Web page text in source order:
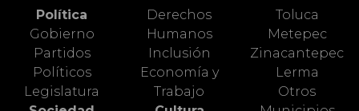
Política
Gobierno
Partidos
Políticos
Legislatura
Derechos
Humanos
Inclusión
Economía y
Trabajo
Toluca
Metepec
Zinacantepec
Lerma
Otros